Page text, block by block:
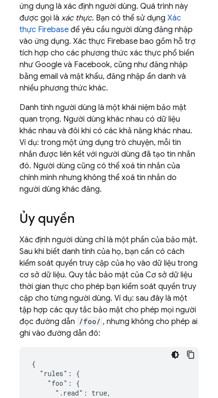
ứng dụng là xác định người dùng. Quá trình này
được gọi là xác thực. Bạn có thể sử dụng Xác
thực Firebase để yêu cầu người dùng đăng nhập
vào ứng dụng. Xác thực Firebase bao gồm hỗ trợ
tích hợp cho các phương thức xác thực phổ biến
như Google và Facebook, cũng như đăng nhập
bằng email và mật khẩu, đăng nhập ẩn danh và
nhiều phương thức khác.
Danh tính người dùng là một khái niệm bảo mật
quan trọng. Người dùng khác nhau có dữ liệu
khác nhau và đôi khi có các khả năng khác nhau.
Ví dụ: trong một ứng dụng trò chuyện, mỗi tin
nhắn được liên kết với người dùng đã tạo tin nhắn
đó. Người dùng cũng có thể xoá tin nhắn của
chính mình nhưng không thể xoá tin nhắn do
người dùng khác đăng.
Ủy quyền
Xác định người dùng chỉ là một phần của bảo mật.
Sau khi biết danh tính của họ, bạn cần có cách
kiểm soát quyền truy cập của họ vào dữ liệu trong
cơ sở dữ liệu. Quy tắc bảo mật của Cơ sở dữ liệu
thời gian thực cho phép bạn kiểm soát quyền truy
cập cho từng người dùng. Ví dụ: sau đây là một
tập hợp các quy tắc bảo mật cho phép mọi người
đọc đường dẫn /foo/ , nhưng không cho phép ai
ghi vào đường dẫn đó:
{
  "rules": {
    "foo": {
      ".read": true,